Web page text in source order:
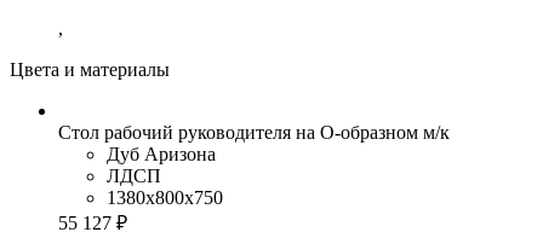
,
Цвета и материалы
Стол рабочий руководителя на О-образном м/к
Дуб Аризона
ЛДСП
1380x800x750
55 127 ₽